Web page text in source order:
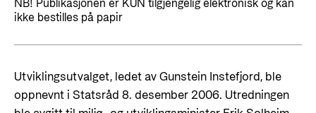
Styresett og økonomisk utvikling
For næringslivet
Statsgarantiordningen for investeringer i
Norad - Partnerskap med privat sektor
Evalueringer (Norec)
Kontakt
NB! Publikasjonen er KUN tilgjengelig elektronisk og kan
ikke bestilles på papir
Utviklingsutvalget, ledet av Gunstein Instefjord, ble
oppnevnt i Statsråd 8. desember 2006. Utredningen